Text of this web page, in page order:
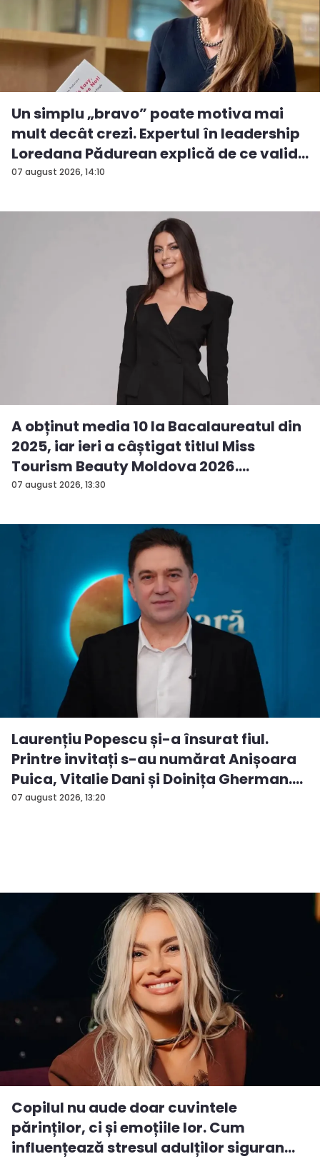
07 august 2026, 14:10
Un simplu „bravo” poate motiva mai
mult decât crezi. Expertul în leadership
Loredana Pădurean explică de ce valid...
07 august 2026, 13:30
A obținut media 10 la Bacalaureatul din
2025, iar ieri a câștigat titlul Miss
Tourism Beauty Moldova 2026.
Andreea...
07 august 2026, 13:20
Laurențiu Popescu și-a însurat fiul.
Printre invitați s-au numărat Anișoara
Puica, Vitalie Dani și Doinița Gherman.
P...
Copilul nu aude doar cuvintele
părinților, ci și emoțiile lor. Cum
influențează stresul adulților siguran...